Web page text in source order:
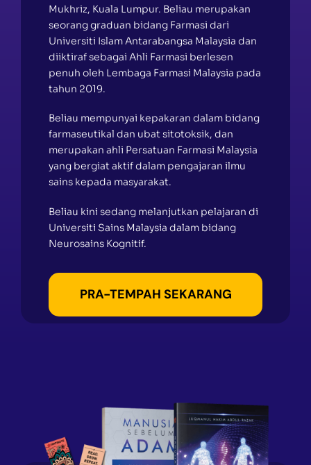
Mukhriz, Kuala Lumpur. Beliau merupakan
seorang graduan bidang Farmasi dari
Universiti Islam Antarabangsa Malaysia dan
diiktiraf sebagai Ahli Farmasi berlesen
penuh oleh Lembaga Farmasi Malaysia pada
tahun 2019.
Beliau mempunyai kepakaran dalam bidang
farmaseutikal dan ubat sitotoksik, dan
merupakan ahli Persatuan Farmasi Malaysia
yang bergiat aktif dalam pengajaran ilmu
sains kepada masyarakat.
Beliau kini sedang melanjutkan pelajaran di
Universiti Sains Malaysia dalam bidang
Neurosains Kognitif.
PRA-TEMPAH SEKARANG